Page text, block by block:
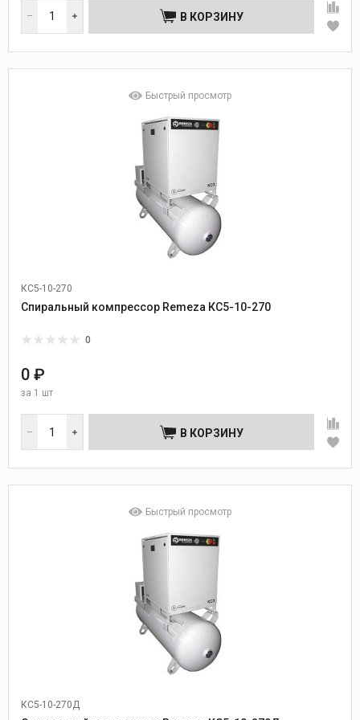
В КОРЗИНУ
Быстрый просмотр
КС5-10-270
Спиральный компрессор Remeza КС5-10-270
0
0 ₽
за 1 шт
В КОРЗИНУ
Быстрый просмотр
КС5-10-270Д